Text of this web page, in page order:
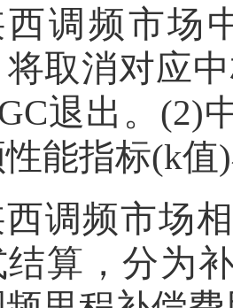
西调频市场
取消对应
退出。(2)
能指标(k值
西调频市场
结算，分为